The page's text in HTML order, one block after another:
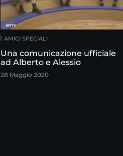
AMICI SPECIALI
Una comunicazione ufficiale
ad Alberto e Alessio
28 Maggio 2020